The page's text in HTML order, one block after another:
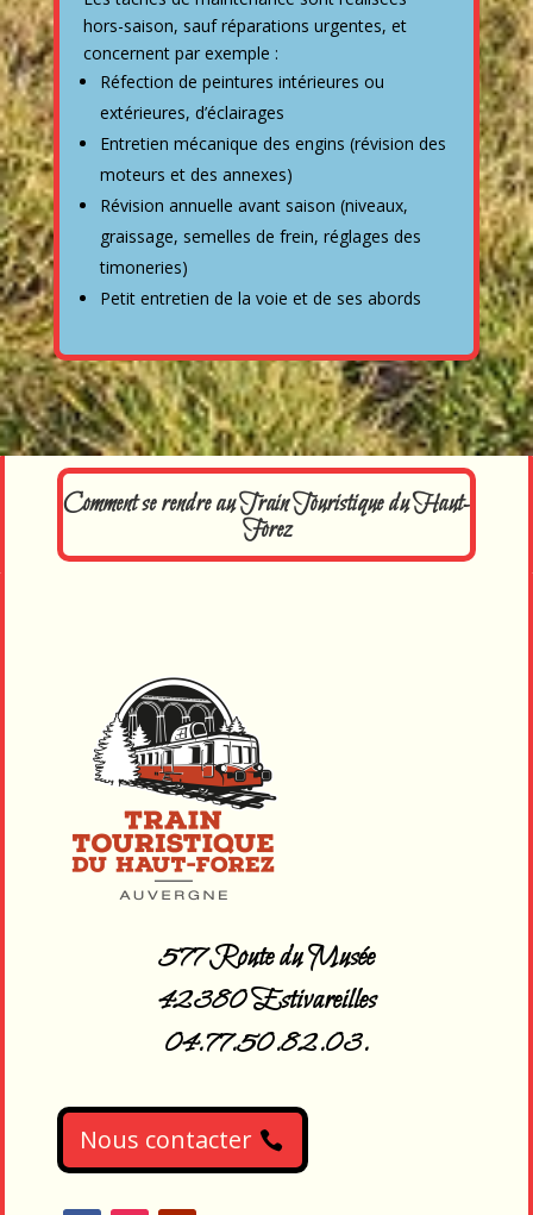
hors-saison, sauf réparations urgentes, et
concernent par exemple :
Réfection de peintures intérieures ou
extérieures, d’éclairages
Entretien mécanique des engins (révision des
moteurs et des annexes)
Révision annuelle avant saison (niveaux,
graissage, semelles de frein, réglages des
timoneries)
Petit entretien de la voie et de ses abords
Comment se rendre au Train Touristique du Haut-
Forez
577 Route du Musée
42380 Estivareilles
04.77.50.82.03.
Nous contacter